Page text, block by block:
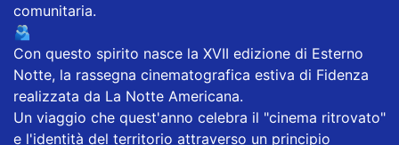
comunitaria.
🫂
​Con questo spirito nasce la XVII edizione di Esterno
Notte, la rassegna cinematografica estiva di Fidenza
realizzata da La Notte Americana.
Un viaggio che quest'anno celebra il "cinema ritrovato"
e l'identità del territorio attraverso un principio